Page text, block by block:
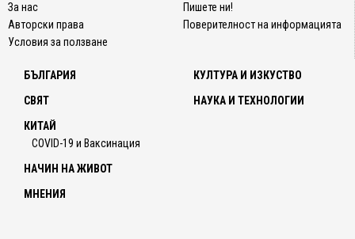
За нас
Авторски права
Условия за ползване
Пишете ни!
Поверителност на информацията
БЪЛГАРИЯ
СВЯТ
КИТАЙ
COVID-19 и Ваксинация
КУЛТУРА И ИЗКУСТВО
НАУКА И ТЕХНОЛОГИИ
НАЧИН НА ЖИВОТ
МНЕНИЯ